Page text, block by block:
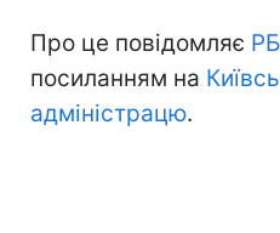
Про це повідомляє
посиланням на
адміністрацю.